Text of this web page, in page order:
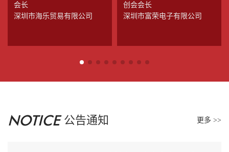
会长
深圳市海乐贸易有限公司
创会会长
深圳市富荣电子有限公司
NOTICE 公告通知 更多 >>